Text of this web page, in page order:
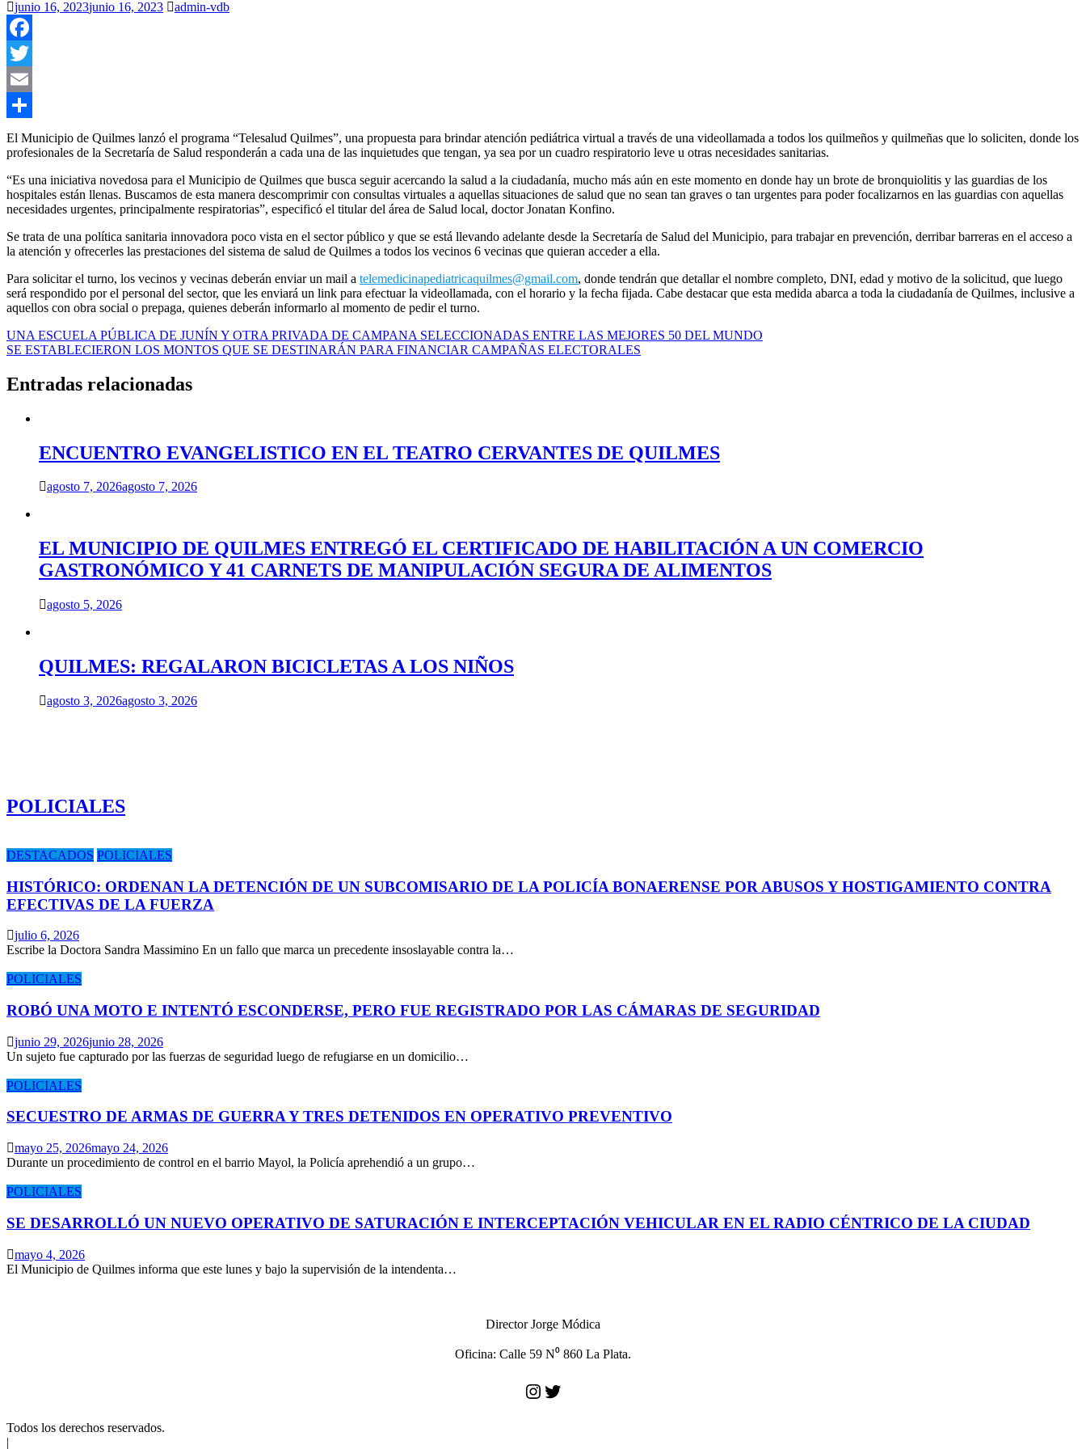
junio 16, 2023junio 16, 2023 admin-vdb
Facebook
Twitter
Email
Compartir
El Municipio de Quilmes lanzó el programa “Telesalud Quilmes”, una propuesta para brindar atención pediátrica virtual a través de una videollamada a todos los quilmeños y quilmeñas que lo soliciten, donde los
profesionales de la Secretaría de Salud responderán a cada una de las inquietudes que tengan, ya sea por un cuadro respiratorio leve u otras necesidades sanitarias.
“Es una iniciativa novedosa para el Municipio de Quilmes que busca seguir acercando la salud a la ciudadanía, mucho más aún en este momento en donde hay un brote de bronquiolitis y las guardias de los
hospitales están llenas. Buscamos de esta manera descomprimir con consultas virtuales a aquellas situaciones de salud que no sean tan graves o tan urgentes para poder focalizarnos en las guardias con aquellas
necesidades urgentes, principalmente respiratorias”, especificó el titular del área de Salud local, doctor Jonatan Konfino.
Se trata de una política sanitaria innovadora poco vista en el sector público y que se está llevando adelante desde la Secretaría de Salud del Municipio, para trabajar en prevención, derribar barreras en el acceso a
la atención y ofrecerles las prestaciones del sistema de salud de Quilmes a todos los vecinos 6 vecinas que quieran acceder a ella.
Para solicitar el turno, los vecinos y vecinas deberán enviar un mail a telemedicinapediatricaquilmes@gmail.com, donde tendrán que detallar el nombre completo, DNI, edad y motivo de la solicitud, que luego
será respondido por el personal del sector, que les enviará un link para efectuar la videollamada, con el horario y la fecha fijada. Cabe destacar que esta medida abarca a toda la ciudadanía de Quilmes, inclusive a
aquellos con obra social o prepaga, quienes deberán informarlo al momento de pedir el turno.
Navegación
de
entradas
UNA ESCUELA PÚBLICA DE JUNÍN Y OTRA PRIVADA DE CAMPANA SELECCIONADAS ENTRE LAS MEJORES 50 DEL MUNDO
SE ESTABLECIERON LOS MONTOS QUE SE DESTINARÁN PARA FINANCIAR CAMPAÑAS ELECTORALES
Entradas relacionadas
ENCUENTRO EVANGELISTICO EN EL TEATRO CERVANTES DE QUILMES
agosto 7, 2026agosto 7, 2026
EL MUNICIPIO DE QUILMES ENTREGÓ EL CERTIFICADO DE HABILITACIÓN A UN COMERCIO
GASTRONÓMICO Y 41 CARNETS DE MANIPULACIÓN SEGURA DE ALIMENTOS
agosto 5, 2026
QUILMES: REGALARON BICICLETAS A LOS NIÑOS
agosto 3, 2026agosto 3, 2026
POLICIALES
DESTACADOS POLICIALES
HISTÓRICO: ORDENAN LA DETENCIÓN DE UN SUBCOMISARIO DE LA POLICÍA BONAERENSE POR ABUSOS Y HOSTIGAMIENTO CONTRA
EFECTIVAS DE LA FUERZA
julio 6, 2026
Escribe la Doctora Sandra Massimino En un fallo que marca un precedente insoslayable contra la…
POLICIALES
ROBÓ UNA MOTO E INTENTÓ ESCONDERSE, PERO FUE REGISTRADO POR LAS CÁMARAS DE SEGURIDAD
junio 29, 2026junio 28, 2026
Un sujeto fue capturado por las fuerzas de seguridad luego de refugiarse en un domicilio…
POLICIALES
SECUESTRO DE ARMAS DE GUERRA Y TRES DETENIDOS EN OPERATIVO PREVENTIVO
mayo 25, 2026mayo 24, 2026
Durante un procedimiento de control en el barrio Mayol, la Policía aprehendió a un grupo…
POLICIALES
SE DESARROLLÓ UN NUEVO OPERATIVO DE SATURACIÓN E INTERCEPTACIÓN VEHICULAR EN EL RADIO CÉNTRICO DE LA CIUDAD
mayo 4, 2026
El Municipio de Quilmes informa que este lunes y bajo la supervisión de la intendenta…
Director Jorge Módica
Oficina: Calle 59 N⁰ 860 La Plata.
Instagram
Twitter
Todos los derechos reservados.
|